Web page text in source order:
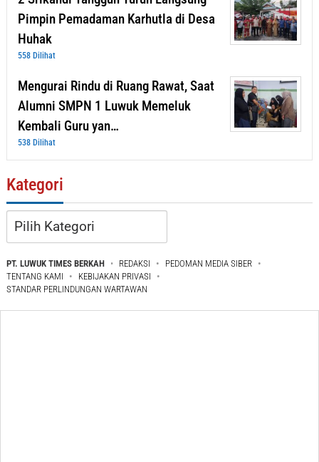
Pimpin Pemadaman Karhutla di Desa
Huhak
558 Dilihat
Mengurai Rindu di Ruang Rawat, Saat
Alumni SMPN 1 Luwuk Memeluk
Kembali Guru yan…
538 Dilihat
Kategori
Kategori
PT. LUWUK TIMES BERKAH REDAKSI
PEDOMAN MEDIA SIBER
TENTANG KAMI
KEBIJAKAN PRIVASI
STANDAR PERLINDUNGAN WARTAWAN